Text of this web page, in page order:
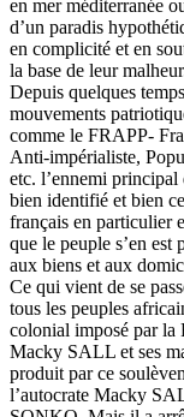
en mer méditerranée
d’un paradis
en complicité et en
la base de leur
Depuis quelques
mouvements
comme le FRAPP-
Anti-impérialiste,
etc. l’ennemi principal
bien identifié et bien
français en particulier
que le peuple s’en est
aux biens et aux
Ce qui vient de se
tous les peuples
colonial imposé par la
Macky SALL et ses
produit par ce
l’autocrate Macky